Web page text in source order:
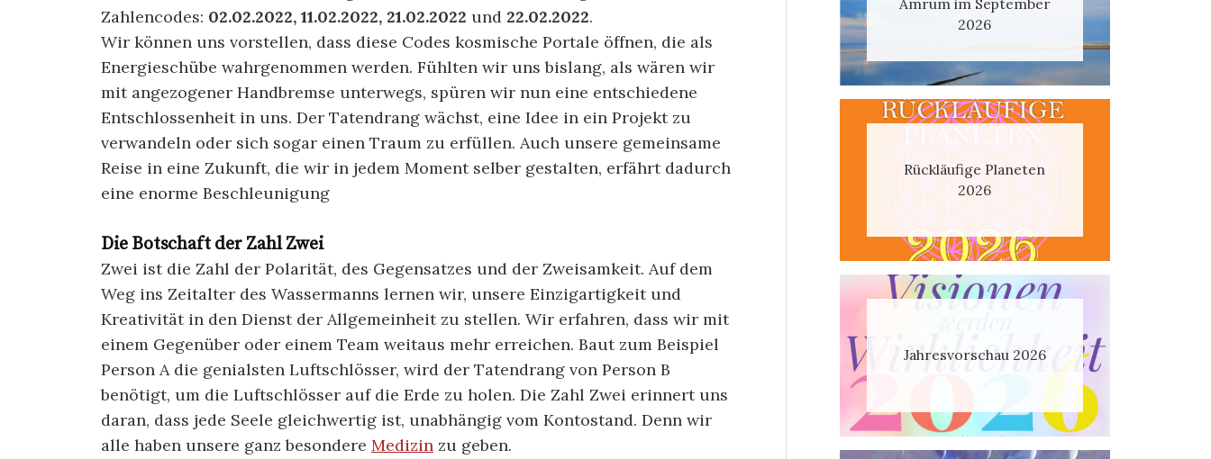
Zahlencodes: 02.02.2022, 11.02.2022, 21.02.2022 und 22.02.2022.
Wir können uns vorstellen, dass diese Codes kosmische Portale öffnen, die als
Energieschübe wahrgenommen werden. Fühlten wir uns bislang, als wären wir
mit angezogener Handbremse unterwegs, spüren wir nun eine entschiedene
Entschlossenheit in uns. Der Tatendrang wächst, eine Idee in ein Projekt zu
verwandeln oder sich sogar einen Traum zu erfüllen. Auch unsere gemeinsame
Reise in eine Zukunft, die wir in jedem Moment selber gestalten, erfährt dadurch
eine enorme Beschleunigung
Die Botschaft der Zahl Zwei
Zwei ist die Zahl der Polarität, des Gegensatzes und der Zweisamkeit. Auf dem
Weg ins Zeitalter des Wassermanns lernen wir, unsere Einzigartigkeit und
Kreativität in den Dienst der Allgemeinheit zu stellen. Wir erfahren, dass wir mit
einem Gegenüber oder einem Team weitaus mehr erreichen. Baut zum Beispiel
Person A die genialsten Luftschlösser, wird der Tatendrang von Person B
benötigt, um die Luftschlösser auf die Erde zu holen. Die Zahl Zwei erinnert uns
daran, dass jede Seele gleichwertig ist, unabhängig vom Kontostand. Denn wir
alle haben unsere ganz besondere Medizin zu geben.
2026
Rückläufige Planeten
2026
Jahresvorschau 2026